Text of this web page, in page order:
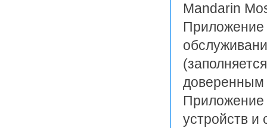
Mandarin
Приложение
Приложение
устройств и